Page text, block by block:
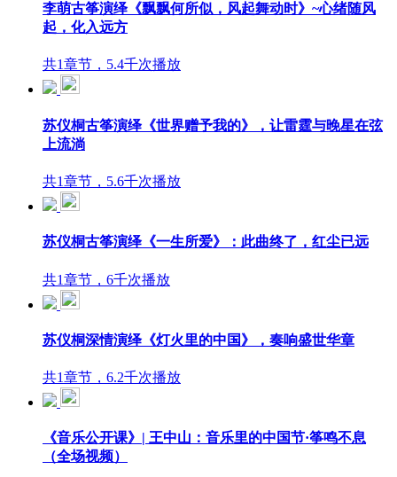
李萌古筝演绎《飘飘何所似，风起舞动时》~心绪随风
起，化入远方
共1章节，5.4千次播放
苏仪桐古筝演绎《世界赠予我的》，让雷霆与晚星在弦
上流淌
共1章节，5.6千次播放
苏仪桐古筝演绎《一生所爱》：此曲终了，红尘已远
共1章节，6千次播放
苏仪桐深情演绎《灯火里的中国》，奏响盛世华章
共1章节，6.2千次播放
《音乐公开课》| 王中山：音乐里的中国节·筝鸣不息
（全场视频）